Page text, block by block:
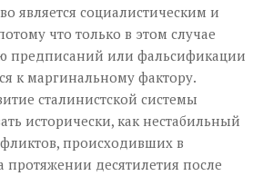
является социалистическим и
что только в этом случае
предписаний или фальсификации
к маргинальному фактору.
сталинистской системы
исторически, как нестабильный
происходивших в
протяжении десятилетия после